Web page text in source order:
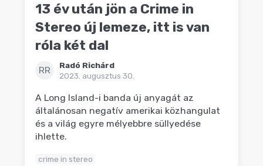
13 év után jön a Crime in
Stereo új lemeze, itt is van
róla két dal
RR
Radó Richárd
2023. augusztus 30.
A Long Island-i banda új anyagát az
általánosan negatív amerikai közhangulat
és a világ egyre mélyebbre süllyedése
ihlette.
crime in stereo